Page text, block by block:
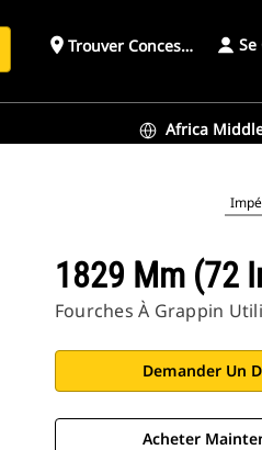
place Trouver Concessionnaire
Africa
1829 Mm (72
Fourches À Grappin
Demander Un
Acheter